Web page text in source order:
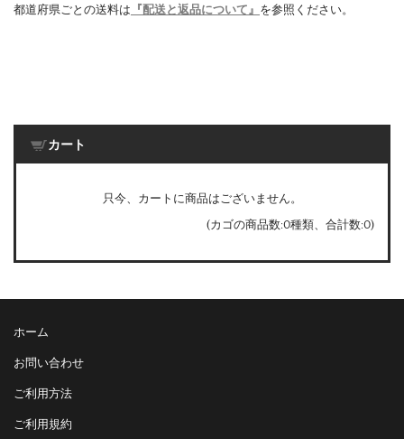
都道府県ごとの送料は 『配送と返品について』 を参照ください。
カート
只今、カートに商品はございません。
(カゴの商品数:0種類、合計数:0)
ホーム
お問い合わせ
ご利用方法
ご利用規約